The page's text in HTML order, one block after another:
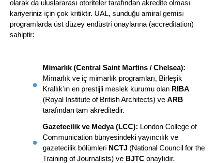
olarak da uluslararası otoriteler tarafından akredite olması
kariyeriniz için çok kritiktir. UAL, sunduğu amiral gemisi
programlarda üst düzey endüstri onaylarına (accreditation)
sahiptir:
Mimarlık (Central Saint Martins / Chelsea):
Mimarlık ve iç mimarlık programları, Birleşik
Krallık'ın en prestijli meslek kurumu olan RIBA
(Royal Institute of British Architects) ve ARB
tarafından tam akreditedir.
Gazetecilik ve Medya (LCC): London College of
Communication bünyesindeki yayıncılık ve
gazetecilik bölümleri NCTJ (National Council for the
Training of Journalists) ve BJTC onaylıdır.